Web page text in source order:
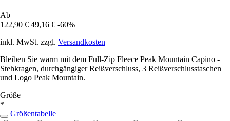
Ab
122,90 € 49,16 € -60%
inkl. MwSt. zzgl. Versandkosten
Bleiben Sie warm mit dem Full-Zip Fleece Peak Mountain Capino -
Stehkragen, durchgängiger Reißverschluss, 3 Reißverschlusstaschen
und Logo Peak Mountain.
Größe
*
Größentabelle